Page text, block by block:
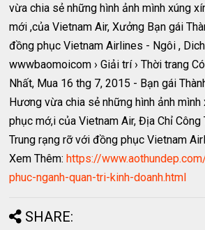
vừa chia sẻ những hình ảnh mình xúng
mới ,của Vietnam Air, Xưởng Bạn gái
đồng phục Vietnam Airlines - Ngôi ,
wwwbaomoicom › Giải trí › Thời trang
Nhất, Mua 16 thg 7, 2015 - Bạn gái
Hương vừa chia sẻ những hình ảnh
phục mớ,i của Vietnam Air, Địa Chỉ Công
Trung rạng rỡ với đồng phục Vietnam
Xem Thêm:https://
phuc-nganh-quan-tri-kinh-doanh.html
SHARE: